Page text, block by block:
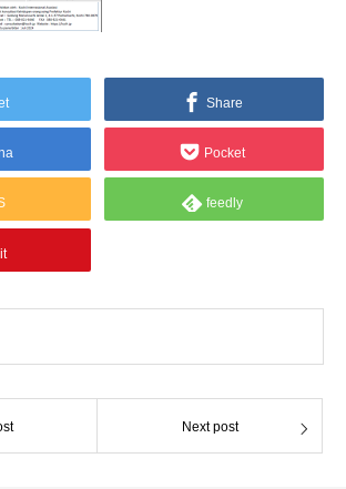
Share
Pocket
feedly
Next post